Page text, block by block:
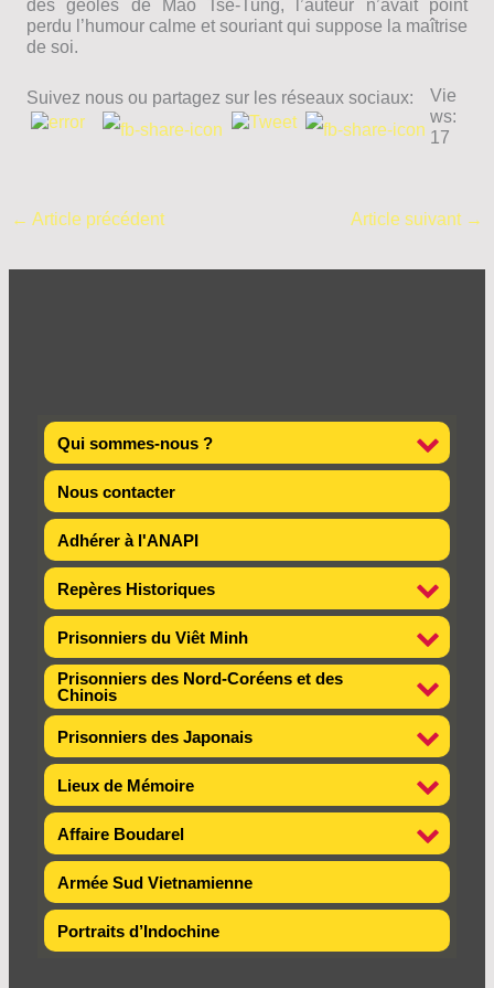
Qui sommes-nous ?
Nous contacter
Adhérer à l'ANAPI
Repères Historiques
Prisonniers du Viêt Minh
Prisonniers des Nord-Coréens et des
Chinois
Prisonniers des Japonais
Lieux de Mémoire
Affaire Boudarel
Armée Sud Vietnamienne
Portraits d’Indochine
des geôles de Mao Tsé-Tung, l’auteur n’avait point
perdu l’humour calme et souriant qui suppose la maîtrise
de soi.
Suivez nous ou partagez sur les réseaux sociaux:
Vie
ws:
17
← Article précédent Article suivant →